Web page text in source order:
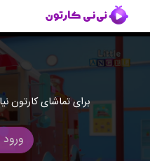
برای تماشای کارتون